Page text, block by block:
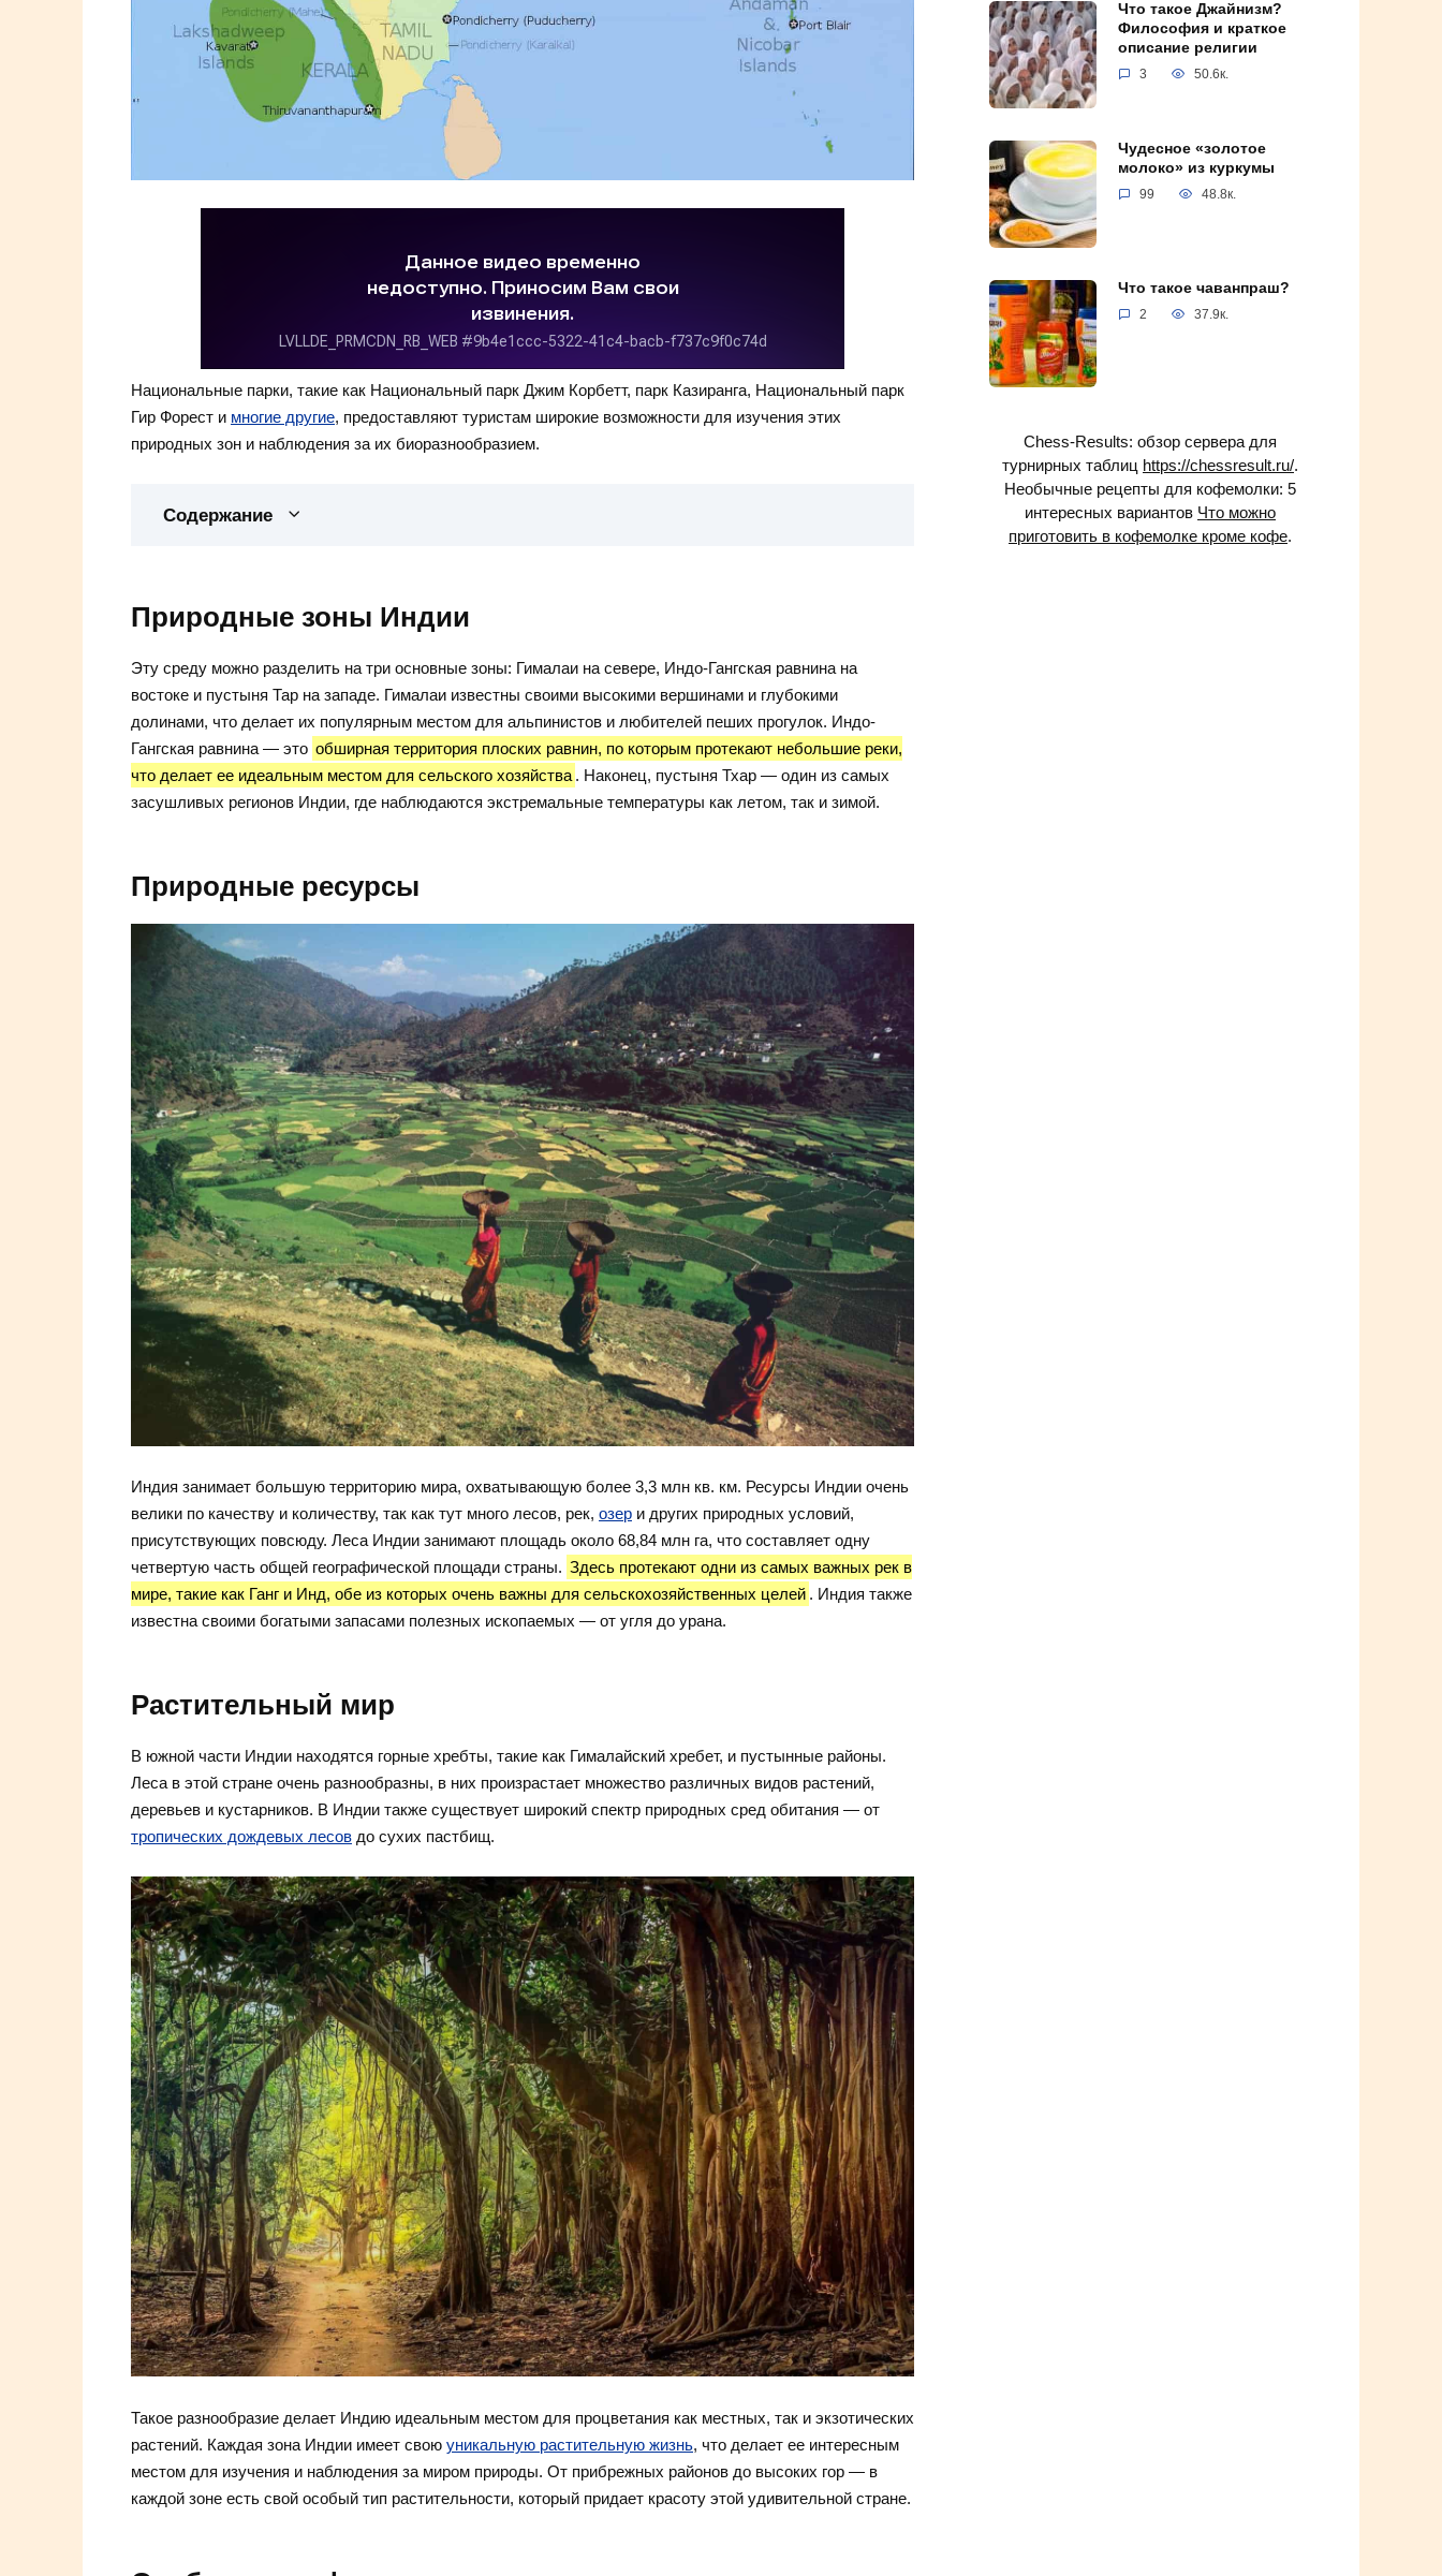
Национальные парки, такие как Национальный парк Джим Корбетт, парк Казиранга, Национальный парк
Гир Форест и многие другие, предоставляют туристам широкие возможности для изучения этих
природных зон и наблюдения за их биоразнообразием.
Содержание
Природные зоны Индии
Эту среду можно разделить на три основные зоны: Гималаи на севере, Индо-Гангская равнина на
востоке и пустыня Тар на западе. Гималаи известны своими высокими вершинами и глубокими
долинами, что делает их популярным местом для альпинистов и любителей пеших прогулок. Индо-
Гангская равнина — это обширная территория плоских равнин, по которым протекают небольшие реки,
что делает ее идеальным местом для сельского хозяйства . Наконец, пустыня Тхар — один из самых
засушливых регионов Индии, где наблюдаются экстремальные температуры как летом, так и зимой.
Природные ресурсы
Индия занимает большую территорию мира, охватывающую более 3,3 млн кв. км. Ресурсы Индии очень
велики по качеству и количеству, так как тут много лесов, рек, озер и других природных условий,
присутствующих повсюду. Леса Индии занимают площадь около 68,84 млн га, что составляет одну
четвертую часть общей географической площади страны. Здесь протекают одни из самых важных рек в
мире, такие как Ганг и Инд, обе из которых очень важны для сельскохозяйственных целей . Индия также
известна своими богатыми запасами полезных ископаемых — от угля до урана.
Растительный мир
В южной части Индии находятся горные хребты, такие как Гималайский хребет, и пустынные районы.
Леса в этой стране очень разнообразны, в них произрастает множество различных видов растений,
деревьев и кустарников. В Индии также существует широкий спектр природных сред обитания — от
тропических дождевых лесов до сухих пастбищ.
Такое разнообразие делает Индию идеальным местом для процветания как местных, так и экзотических
растений. Каждая зона Индии имеет свою уникальную растительную жизнь, что делает ее интересным
местом для изучения и наблюдения за миром природы. От прибрежных районов до высоких гор — в
каждой зоне есть свой особый тип растительности, который придает красоту этой удивительной стране.
Что такое Джайнизм?
Философия и краткое
описание религии
3 50.6к.
Чудесное «золотое
молоко» из куркумы
99 48.8к.
Что такое чаванпраш?
2 37.9к.
Chess-Results: обзор сервера для
турнирных таблиц https://chessresult.ru/.
Необычные рецепты для кофемолки: 5
интересных вариантов Что можно
приготовить в кофемолке кроме кофе.